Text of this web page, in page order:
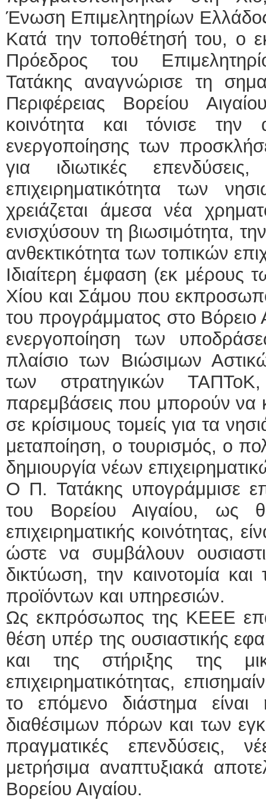
Ένωση Επιμελητηρίων
Κατά την τοποθέτησή του, ο
Πρόεδρος του
Τατάκης αναγνώρισε τη
Περιφέρειας Βορείου
κοινότητα και τόνισε την
ενεργοποίησης των
για ιδιωτικές
επιχειρηματικότητα των
χρειάζεται άμεσα νέα
ενισχύσουν τη βιωσιμότητα,
ανθεκτικότητα των τοπικών
Ιδιαίτερη έμφαση (εκ μέρους
Χίου και Σάμου που
του προγράμματος στο Βόρειο
ενεργοποίηση των
πλαίσιο των Βιώσιμων
των στρατηγικών
παρεμβάσεις που μπορούν να
σε κρίσιμους τομείς για τα
μεταποίηση, ο τουρισμός, ο
δημιουργία νέων
Ο Π. Τατάκης υπογράμμισε
του Βορείου Αιγαίου, ως
επιχειρηματικής κοινότητας,
ώστε να συμβάλουν
δικτύωση, την καινοτομία
προϊόντων και υπηρεσιών.
Ως εκπρόσωπος της ΚΕΕΕ
θέση υπέρ της ουσιαστικής
και της στήριξης της
επιχειρηματικότητας,
το επόμενο διάστημα
διαθέσιμων πόρων και των
πραγματικές επενδύσεις,
μετρήσιμα αναπτυξιακά
Βορείου Αιγαίου.
ΑΤΕΙ
τηλ.